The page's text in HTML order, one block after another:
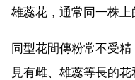
雄蕊花，通常同一株上
同型花間傳粉常不受
見有雌、雄蕊等長的